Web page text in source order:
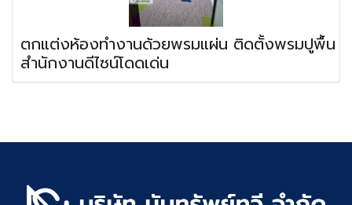
ตกแต่งห้องทำงานด้วยพรมแผ่น ติดตั้งพรมปูพื้น
สำนักงานดีไซน์โดดเด่น